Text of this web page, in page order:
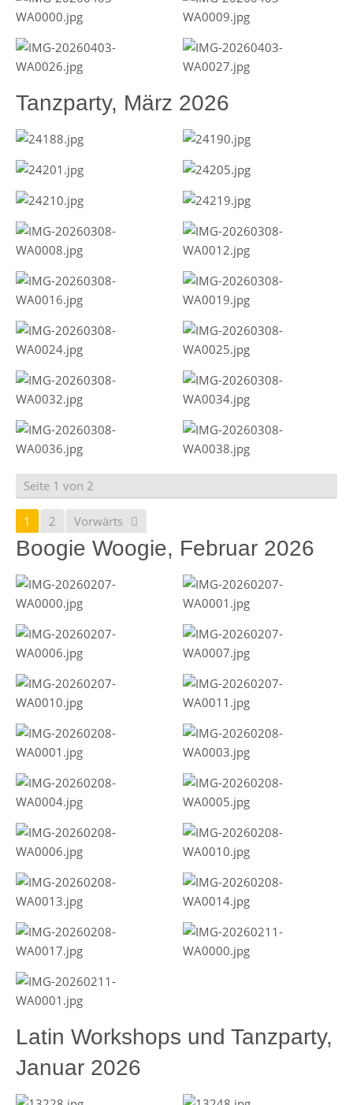
Tanzparty, März 2026
Seite 1 von 2
1 2 Vorwärts
Boogie Woogie, Februar 2026
Latin Workshops und Tanzparty,
Januar 2026